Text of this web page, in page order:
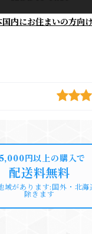
国内にお住まいの方向け
円以上の購入で
配送料無料
域があります:国外・北
除きます